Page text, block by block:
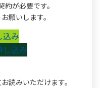
が必要です。
願いします。
込み
し込み
読みいただけます。